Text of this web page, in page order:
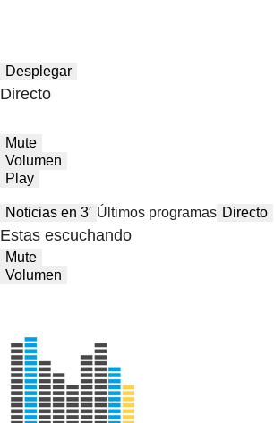
Desplegar
Directo
Mute
Volumen
Play
Noticias en 3′ Últimos programas Directo
Estas escuchando
Mute
Volumen